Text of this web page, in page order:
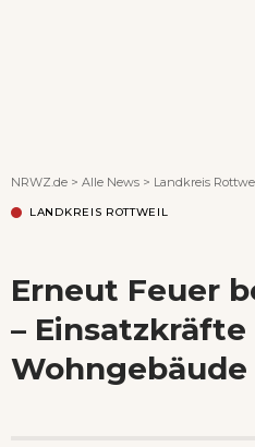
NRWZ.de > Alle News > Landkreis
LANDKREIS ROTTWEIL
Erneut Feuer
–